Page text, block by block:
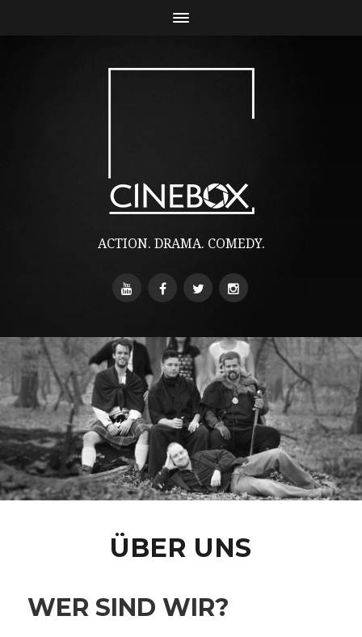
ACTION. DRAMA. COMEDY.
ÜBER UNS
WER SIND WIR?